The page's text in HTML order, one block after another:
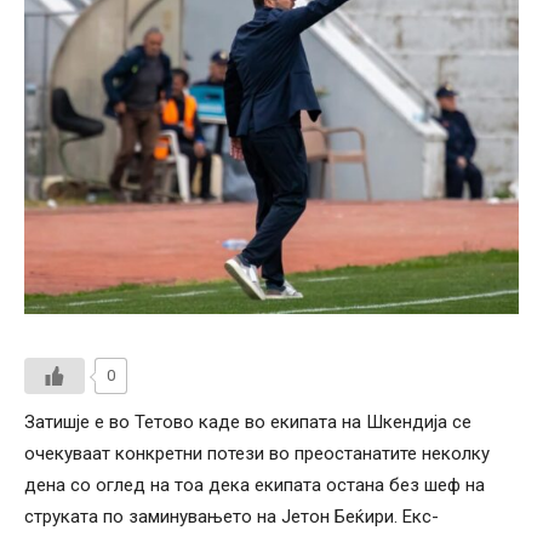
0
Затишје е во Тетово каде во екипата на Шкендија се
очекуваат конкретни потези во преостанатите неколку
дена со оглед на тоа дека екипата остана без шеф на
струката по заминувањето на Јетон Беќири. Екс-